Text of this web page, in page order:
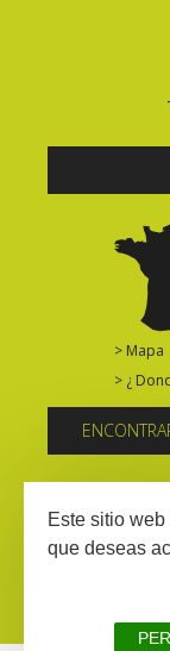
> Mapa
> ¿
Este sitio
que deseas